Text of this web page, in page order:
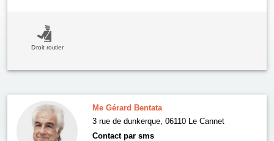
Droit routier
Me Gérard Bentata
3 rue de dunkerque, 06110 Le Cannet
Contact par sms